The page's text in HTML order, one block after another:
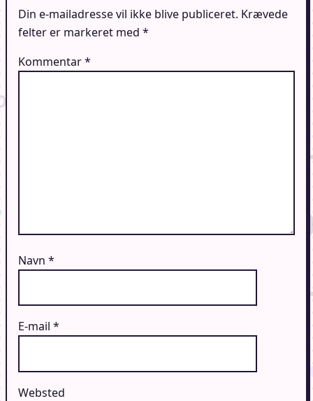
Din e-mailadresse vil ikke blive publiceret. Krævede
felter er markeret med *
Kommentar*
Navn *
E-mail *
Websted